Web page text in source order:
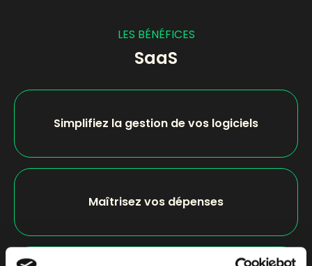
LES BÉNÉFICES
SaaS
Simplifiez la gestion de vos logiciels
Maîtrisez vos dépenses